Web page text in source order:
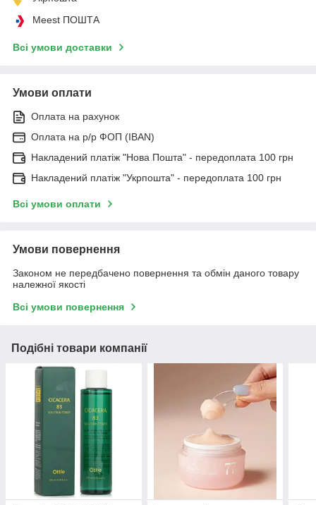
Meest ПОШТА
Всі умови доставки
Умови оплати
Оплата на рахунок
Оплата на р/р ФОП (IBAN)
Накладений платіж "Нова Пошта" - передоплата 100 грн
Накладений платіж "Укрпошта" - передоплата 100 грн
Всі умови оплати
Умови повернення
Законом не передбачено повернення та обмін даного товару
належної якості
Всі умови повернення
Подібні товари компанії